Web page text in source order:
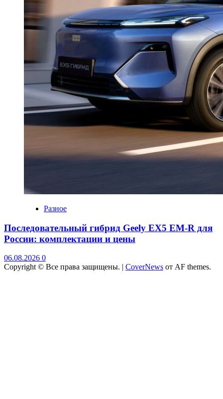
Разное
Последовательный гибрид Geely EX5 EM-R для
России: комплектации и цены
06.08.2026 0
Copyright © Все права защищены. | CoverNews от AF themes.